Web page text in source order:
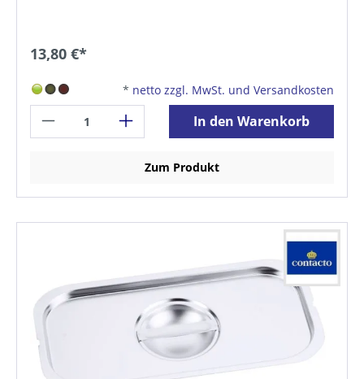
13,80 €*
* netto zzgl. MwSt. und Versandkosten
In den Warenkorb
Zum Produkt